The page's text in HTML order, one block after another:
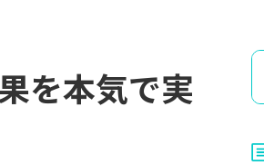
を本気で実